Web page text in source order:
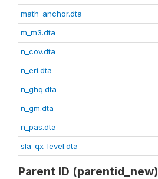
math_anchor.dta
m_m3.dta
n_cov.dta
n_eri.dta
n_ghq.dta
n_gm.dta
n_pas.dta
sla_qx_level.dta
Parent ID (parentid_new)